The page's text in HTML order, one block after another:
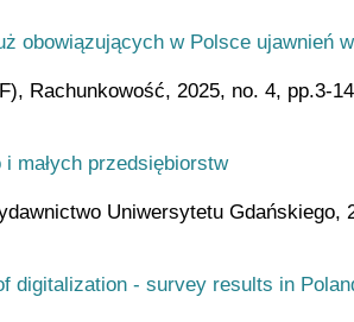
obowiązujących w Polsce ujawnień
Rachunkowość, 2025, no. 4, pp.3-14
małych przedsiębiorstw
Uniwersytetu Gdańskiego,
digitalization - survey results in